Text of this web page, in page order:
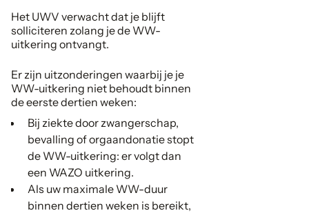
Het UWV verwacht dat je blijft
solliciteren zolang je de WW-
uitkering ontvangt.
Er zijn uitzonderingen waarbij je je
WW-uitkering niet behoudt binnen
de eerste dertien weken:
Bij ziekte door zwangerschap,
bevalling of orgaandonatie stopt
de WW-uitkering: er volgt dan
een WAZO uitkering.
Als uw maximale WW-duur
binnen dertien weken is bereikt,